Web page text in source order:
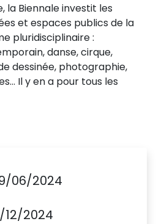
la Biennale investit les
et espaces publics de la
pluridisciplinaire :
danse, cirque,
dessinée, photographie,
Il y en a pour tous les
06/2024
12/2024